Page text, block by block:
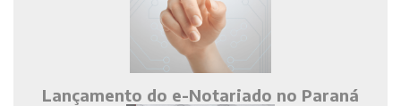
Lançamento do e-Notariado no Paraná